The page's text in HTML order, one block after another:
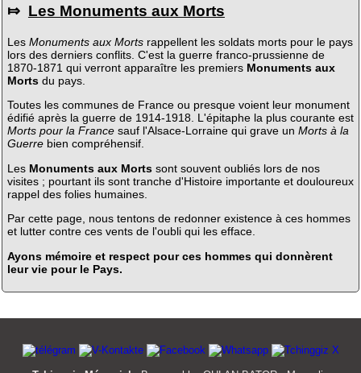
⤇ Les Monuments aux Morts
Les Monuments aux Mortsrappellent les soldats morts pour le pays
lors des derniers conflits. C'est la guerre franco-prussienne de
1870-1871 qui verront apparaître les premiers Monuments aux
Mortsdu pays.
Toutes les communes de France ou presque voient leur monument
édifié après la guerre de 1914-1918. L'épitaphe la plus courante est
Morts pour la Francesauf l'Alsace-Lorraine qui grave un Morts à la
Guerrebien compréhensif.
Les Monuments aux Mortssont souvent oubliés lors de nos
visites ; pourtant ils sont tranche d'Histoire importante et douloureux
rappel des folies humaines.
Par cette page, nous tentons de redonner existence à ces hommes
et lutter contre ces vents de l'oubli qui les efface.
Ayons mémoire et respect pour ces hommes qui donnèrent
leur vie pour le Pays.